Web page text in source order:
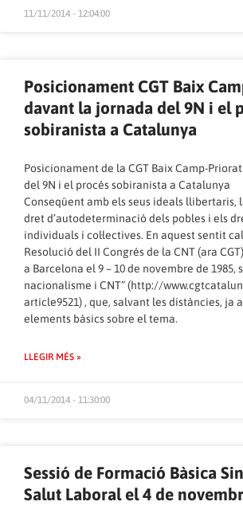
11/11/2014 - 12:04:00
Posicionament CGT Baix
davant la jornada del 9N i el
sobiranista a Catalunya
Posicionament de la CGT Baix Camp-
del 9N i el procés sobiranista a Catalunya
Conseqüent amb els seus ideals llibertaris,
dret d’autodeterminació dels pobles i els
individuals i col·lectives. En aquest sentit
Resolució del II Congrés de la CNT (ara
a Barcelona el 9 – 10 de novembre de 1985,
nacionalisme i CNT” (http://
article9521) , que, salvant les distàncies, ja
elements bàsics sobre el tema.
LLEGIR MÉS »
04/11/2014 - 11:30:00
Sessió de Formació Bàsica
Salut Laboral el 4 de